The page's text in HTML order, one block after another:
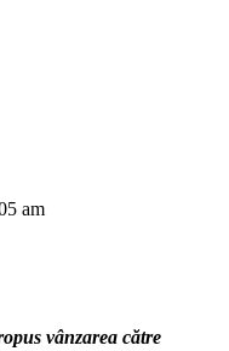
am
vânzarea către